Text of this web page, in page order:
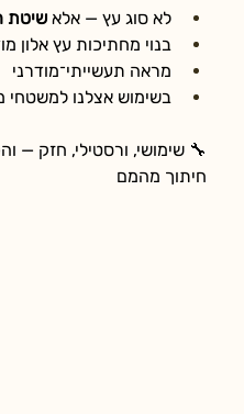
לא סוג עץ — אלא שיטת
בנוי מחתיכות עץ אלון
מראה תעשייתי־מודרני
בשימוש אצלנו למשטחי
🔧 שימושי, ורסטילי, חזק —
חיתוך מהמם